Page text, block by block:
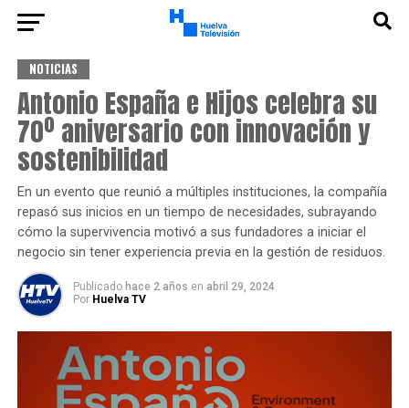
NOTICIAS
Antonio España e Hijos celebra su
70º aniversario con innovación y
sostenibilidad
En un evento que reunió a múltiples instituciones, la compañía
repasó sus inicios en un tiempo de necesidades, subrayando
cómo la supervivencia motivó a sus fundadores a iniciar el
negocio sin tener experiencia previa en la gestión de residuos.
Publicado hace 2 años en abril 29, 2024
Por Huelva TV